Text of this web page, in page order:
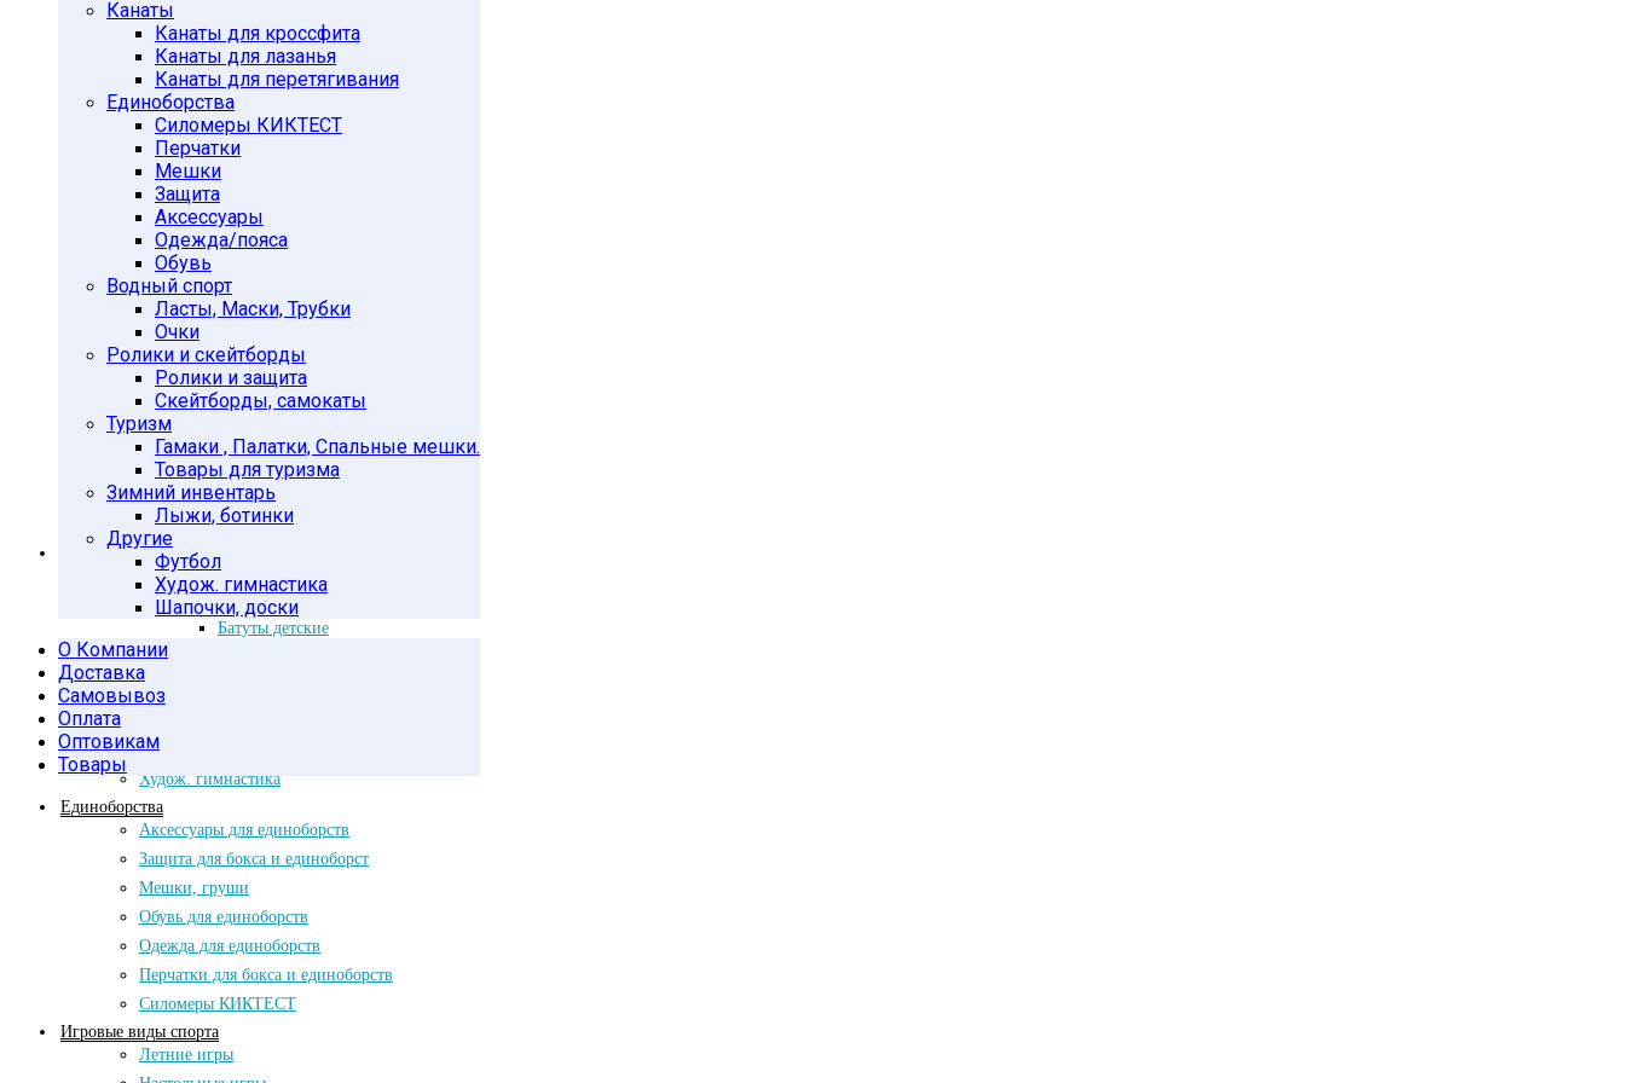
Канаты
Канаты для кроссфита
Канаты для лазанья
Канаты для перетягивания
Единоборства
Силомеры КИКТЕСТ
Перчатки
Мешки
Защита
Аксессуары
Одежда/пояса
Обувь
Водный спорт
Ласты, Маски, Трубки
Очки
Ролики и скейтборды
Ролики и защита
Скейтборды, самокаты
Туризм
Гамаки , Палатки, Спальные мешки.
Товары для туризма
Зимний инвентарь
Лыжи, ботинки
Другие
Футбол
Худож. гимнастика
Шапочки, доски
О Компании
Доставка
Самовывоз
Оплата
Оптовикам
Товары
Гири в защитной оболочке
Разборные гири
Чугунные гири
Грифы и диски 25мм
Грифы d-25мм Китай
Диски d-26мм Китай
Диски d-26мм Россия
Грифы и диски 30мм
Диски d-31мм Китай
Диски d-31мм Россия
Грифы и диски 50мм
Грифы d-50мм Китай
Диски d-51мм Китай
Утяжелители
Утяжелители LITE WEIGHTS
Утяжелители Китай
Гимнастика и тренинг
Батуты
Аксессуары для батутов
Батуты детские
Кольца, тумбы
Фитнес-аксессуары
Худож. гимнастика
Единоборства
Аксессуары для единоборств
Защита для бокса и единоборст
Мешки, груши
Обувь для единоборств
Одежда для единоборств
Перчатки для бокса и единоборств
Силомеры КИКТЕСТ
Игровые виды спорта
Летние игры